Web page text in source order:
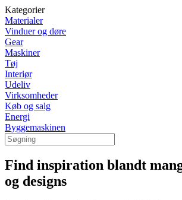
Kategorier
Materialer
Vinduer og døre
Gear
Maskiner
Tøj
Interiør
Udeliv
Virksomheder
Køb og salg
Energi
Byggemaskinen
Find inspiration blandt
og designs